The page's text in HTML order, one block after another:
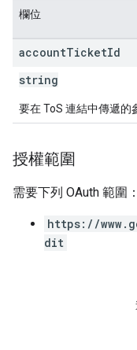
欄位
accountTicketId
string
要在 ToS 連結中傳遞的
授權範圍
需要下列 OAuth 範圍：
https://
dit